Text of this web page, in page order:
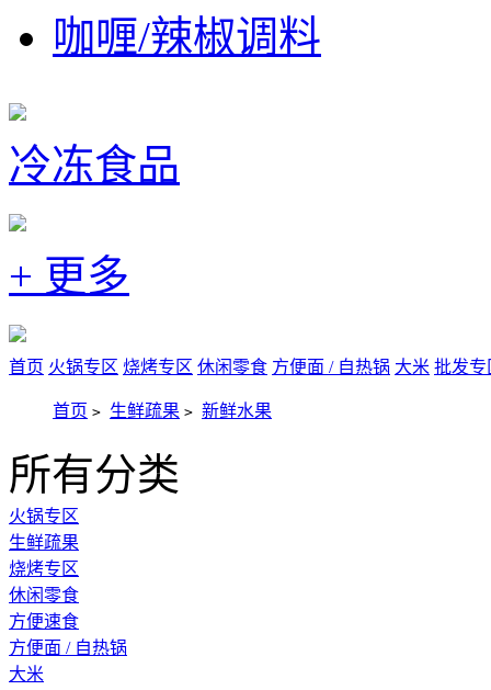
咖喱/辣椒调料
冷冻食品
+ 更多
首页 火锅专区 烧烤专区 休闲零食 方便面 / 自热锅 大米 批发专
首页 > 生鲜疏果 > 新鲜水果
所有分类
火锅专区
生鲜疏果
烧烤专区
休闲零食
方便速食
方便面 / 自热锅
大米